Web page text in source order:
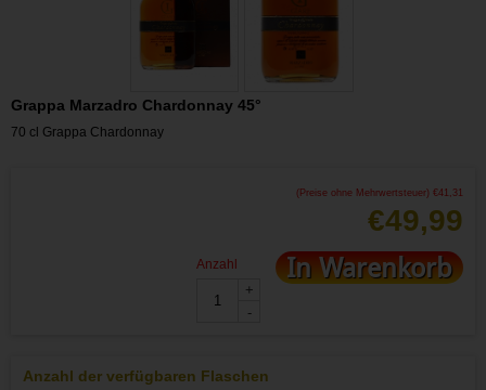
Grappa Marzadro Chardonnay 45°
70 cl Grappa Chardonnay
(Preise ohne Mehrwertsteuer) €41,31
€49,99
Anzahl
+
-
In Warenkorb
Anzahl der verfügbaren Flaschen